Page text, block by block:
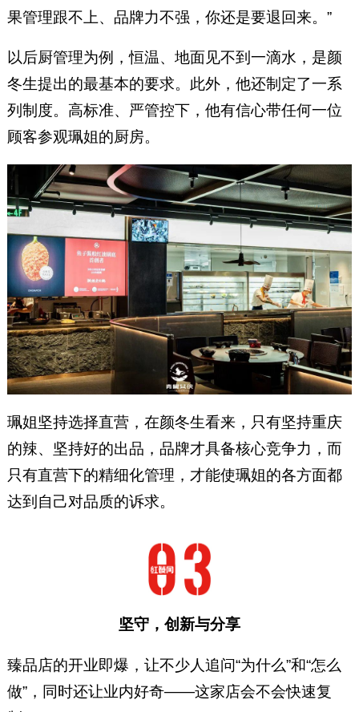
果管理跟不上、品牌力不强，你还是要退回来。”
以后厨管理为例，恒温、地面见不到一滴水，是颜
冬生提出的最基本的要求。此外，他还制定了一系
列制度。高标准、严管控下，他有信心带任何一位
顾客参观珮姐的厨房。
珮姐坚持选择直营，在颜冬生看来，只有坚持重庆
的辣、坚持好的出品，品牌才具备核心竞争力，而
只有直营下的精细化管理，才能使珮姐的各方面都
达到自己对品质的诉求。
坚守，创新与分享
臻品店的开业即爆，让不少人追问“为什么”和“怎么
做”，同时还让业内好奇——这家店会不会快速复